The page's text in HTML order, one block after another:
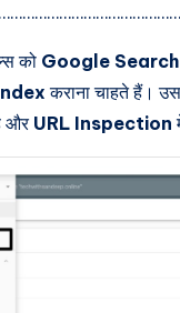
को Google Search
कराना चाहते हैं।
और URL Inspection